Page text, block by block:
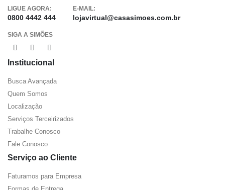
LIGUE AGORA:
0800 4442 444
E-MAIL:
lojavirtual@casasimoes.com.br
SIGA A SIMÕES
Institucional
Busca Avançada
Quem Somos
Localização
Serviços Terceirizados
Trabalhe Conosco
Fale Conosco
Serviço ao Cliente
Faturamos para Empresa